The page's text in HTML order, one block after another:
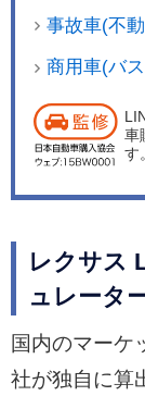
事故車(不
商用車(バ
車
す
レクサス
ュレータ
国内のマーケ
社が独自に算